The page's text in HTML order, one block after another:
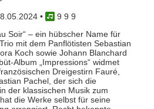
•
9 9 9
Soir“ – ein hübscher Name für
mit dem Panflötisten Sebastian
Koch sowie Johann Blanchard
Album „Impressions“ widmet
Dreigestirn Fauré,
Pachel, der sich die
der klassischen Musik zum
die Werke selbst für seine